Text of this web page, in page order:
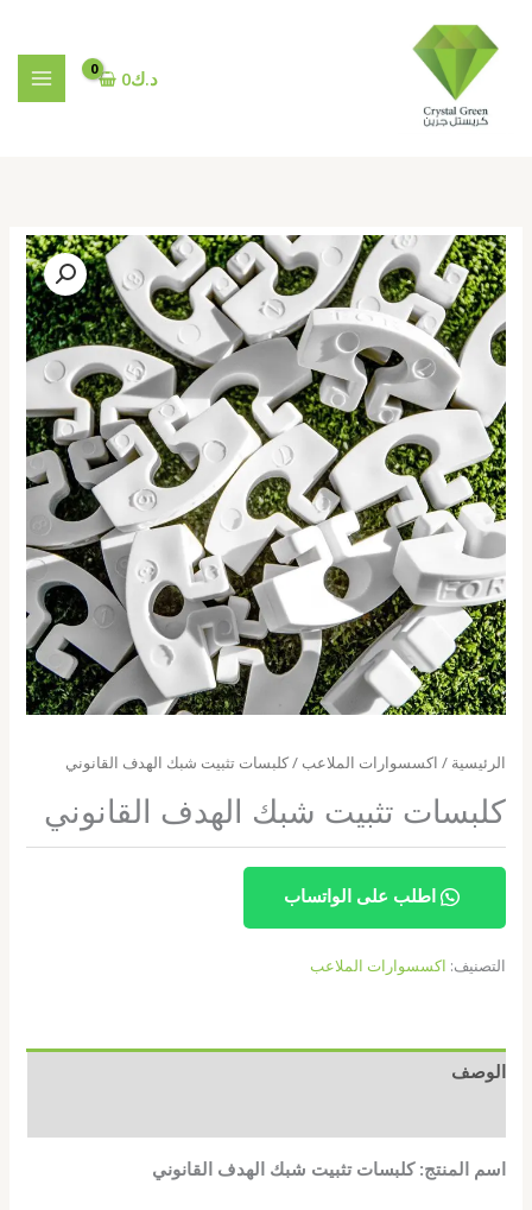
المحتوى
د.ك0
الرئيسية / اكسسوارات الملاعب / كلبسات تثبيت شبك الهدف القانوني
كلبسات تثبيت شبك الهدف القانوني
اطلب على الواتساب
التصنيف: اكسسوارات الملاعب
الوصف
اسم المنتج: كلبسات تثبيت شبك الهدف القانوني